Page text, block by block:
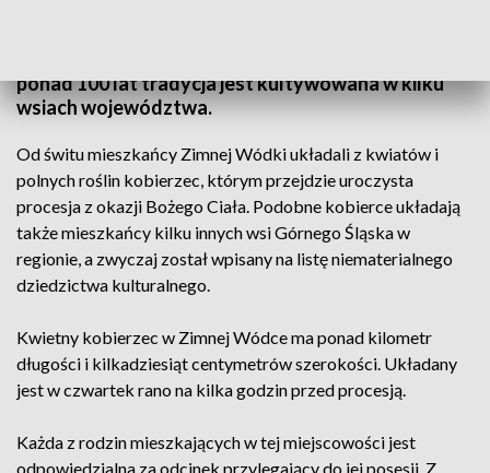
ponad 100 lat tradycja jest kultywowana w kilku
wsiach województwa.
Od świtu mieszkańcy Zimnej Wódki układali z kwiatów i
polnych roślin kobierzec, którym przejdzie uroczysta
procesja z okazji Bożego Ciała. Podobne kobierce układają
także mieszkańcy kilku innych wsi Górnego Śląska w
regionie, a zwyczaj został wpisany na listę niematerialnego
dziedzictwa kulturalnego.
Kwietny kobierzec w Zimnej Wódce ma ponad kilometr
długości i kilkadziesiąt centymetrów szerokości. Układany
jest w czwartek rano na kilka godzin przed procesją.
Każda z rodzin mieszkających w tej miejscowości jest
odpowiedzialna za odcinek przylegający do jej posesji. Z